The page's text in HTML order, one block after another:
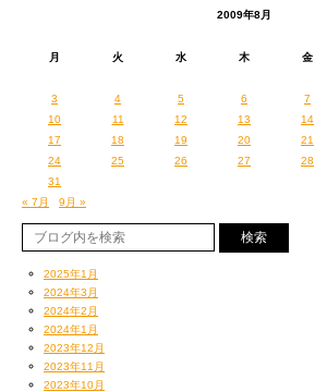
2009年8月
月 火 水 木 金
3
4 5 6 7
10
11 12 13 14
17
18 19 20 21
24
25 26 27 28
31
« 7月
9月 »
2025年1月
2024年3月
2024年2月
2024年1月
2023年12月
2023年11月
2023年10月